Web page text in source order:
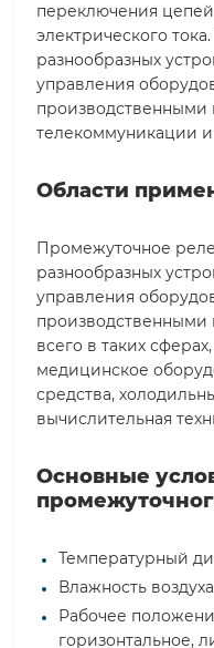
переключения
электрического
разнообразных
управления
производственными
телекоммуникации и
Области
Промежуточное
разнообразных
управления
производственными
всего в таких
медицинское
средства,
вычислительная
Основные
Температурный
Влажность
Рабочее
горизонтальное,